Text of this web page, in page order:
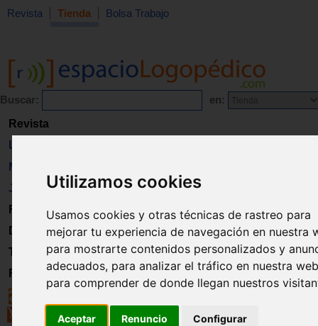
Utilizamos cookies
Usamos cookies y otras técnicas de rastreo para
mejorar tu experiencia de navegación en nuestra
para mostrarte contenidos personalizados y
adecuados, para analizar el tráfico en nuestra
para comprender de donde llegan nuestros
Aceptar Renuncio Configurar
Revista Tienda Bolsa Trabajo
Buscar: en:
Revista
Libros
Material
Juguetes
Formación
Directorio
Trabajo
Registro